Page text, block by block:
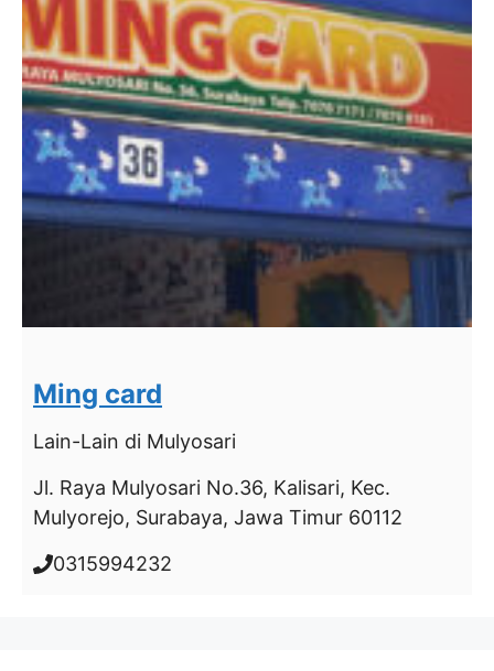
Ming card
Lain-Lain di Mulyosari
Jl. Raya Mulyosari No.36, Kalisari, Kec.
Mulyorejo, Surabaya, Jawa Timur 60112
0315994232